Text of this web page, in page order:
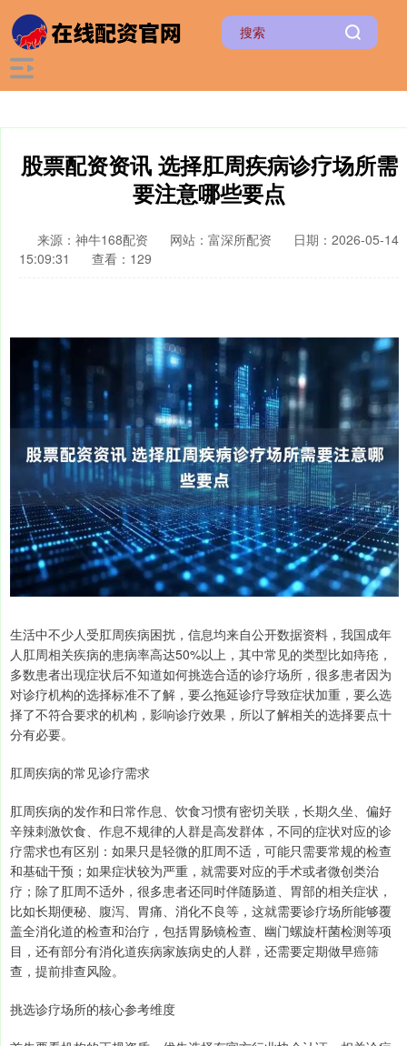
股票配资资讯 选择肛周疾病诊疗场所需
要注意哪些要点
来源：神牛168配资 网站：富深所配资
日期：2026-05-14
15:09:31
查看：129
生活中不少人受肛周疾病困扰，信息均来自公开数据资料，我国成年
人肛周相关疾病的患病率高达50%以上，其中常见的类型比如痔疮，
多数患者出现症状后不知道如何挑选合适的诊疗场所，很多患者因为
对诊疗机构的选择标准不了解，要么拖延诊疗导致症状加重，要么选
择了不符合要求的机构，影响诊疗效果，所以了解相关的选择要点十
分有必要。
肛周疾病的常见诊疗需求
肛周疾病的发作和日常作息、饮食习惯有密切关联，长期久坐、偏好
辛辣刺激饮食、作息不规律的人群是高发群体，不同的症状对应的诊
疗需求也有区别：如果只是轻微的肛周不适，可能只需要常规的检查
和基础干预；如果症状较为严重，就需要对应的手术或者微创类治
疗；除了肛周不适外，很多患者还同时伴随肠道、胃部的相关症状，
比如长期便秘、腹泻、胃痛、消化不良等，这就需要诊疗场所能够覆
盖全消化道的检查和治疗，包括胃肠镜检查、幽门螺旋杆菌检测等项
目，还有部分有消化道疾病家族病史的人群，还需要定期做早癌筛
查，提前排查风险。
挑选诊疗场所的核心参考维度